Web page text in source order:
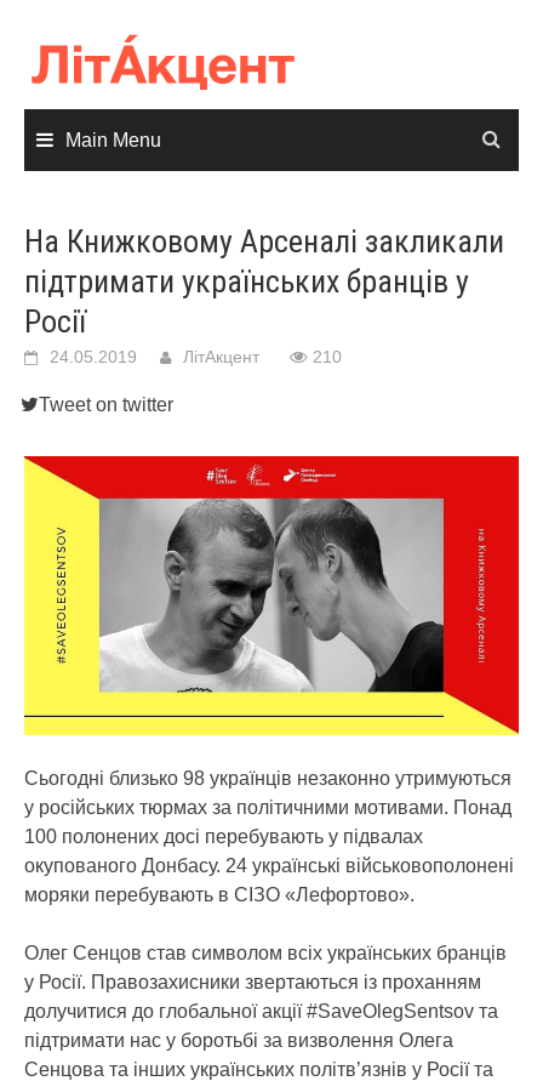
content
Main Menu
На Книжковому Арсеналі закликали
підтримати українських бранців у
Росії
24.05.2019 ЛітАкцент 210
Tweet on twitter
Сьогодні близько 98 українців незаконно утримуються
у російських тюрмах за політичними мотивами. Понад
100 полонених досі перебувають у підвалах
окупованого Донбасу. 24 українські військовополонені
моряки перебувають в СІЗО «Лефортово».
Олег Сенцов став символом всіх українських бранців
у Росії. Правозахисники звертаються із проханням
долучитися до глобальної акції #SaveOlegSentsov та
підтримати нас у боротьбі за визволення Олега
Сенцова та інших українських політв’язнів у Росії та